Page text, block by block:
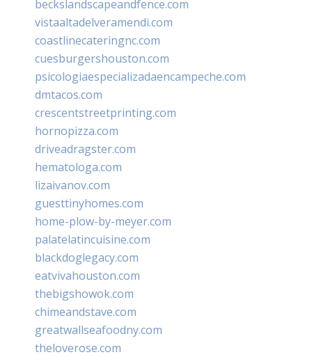
beckslandscapeandfence.com
vistaaltadelveramendi.com
coastlinecateringnc.com
cuesburgershouston.com
psicologiaespecializadaencampeche.com
dmtacos.com
crescentstreetprinting.com
hornopizza.com
driveadragster.com
hematologa.com
lizaivanov.com
guesttinyhomes.com
home-plow-by-meyer.com
palatelatincuisine.com
blackdoglegacy.com
eatvivahouston.com
thebigshowok.com
chimeandstave.com
greatwallseafoodny.com
theloverose.com